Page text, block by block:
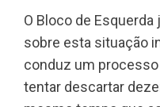
O Bloco de
sobre esta situação
conduz um
tentar descartar